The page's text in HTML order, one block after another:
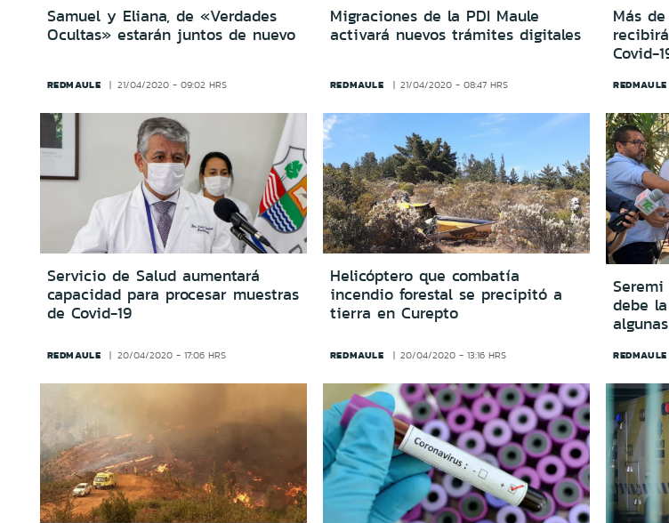
Samuel y Eliana, de «Verdades
Ocultas» estarán juntos de nuevo
REDMAULE 21/04/2020 - 09:02 HRS
Migraciones de la PDI Maule
activará nuevos trámites digitales
REDMAULE 21/04/2020 - 08:47 HRS
Más
Covid-
REDMAULE
Servicio de Salud aumentará
capacidad para procesar muestras
de Covid-19
REDMAULE 20/04/2020 - 17:06 HRS
Helicóptero que combatía
incendio forestal se precipitó a
tierra en Curepto
REDMAULE 20/04/2020 - 13:16 HRS
debe
REDMAULE